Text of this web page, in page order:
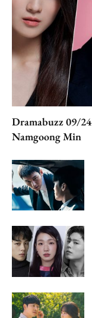
Dramabuzz 09/
Namgoong Min